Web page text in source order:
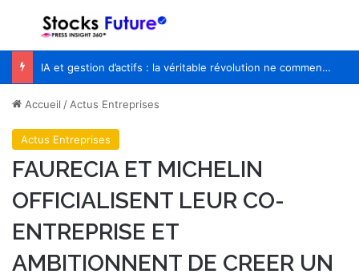
Menu
IA et gestion d’actifs : la véritable révolution ne commencera pas quand les robots remplaceront les financiers
Accueil /Actus Entreprises
Actus Entreprises
FAURECIA ET MICHELIN
OFFICIALISENT LEUR CO-
ENTREPRISE ET
AMBITIONNENT DE CREER UN